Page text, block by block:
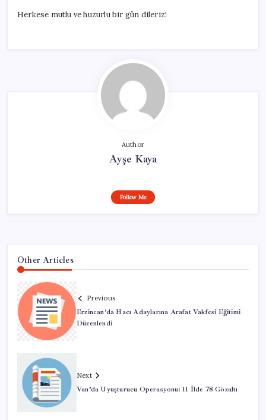
Herkese mutlu ve huzurlu bir gün dileriz!
Author
Ayşe Kaya
Follow Me
Other Articles
Previous
Erzincan’da Hacı Adaylarına Arafat Vakfesi Eğitimi
Düzenlendi
Next
Van’da Uyuşturucu Operasyonu: 11 İlde 78 Gözaltı